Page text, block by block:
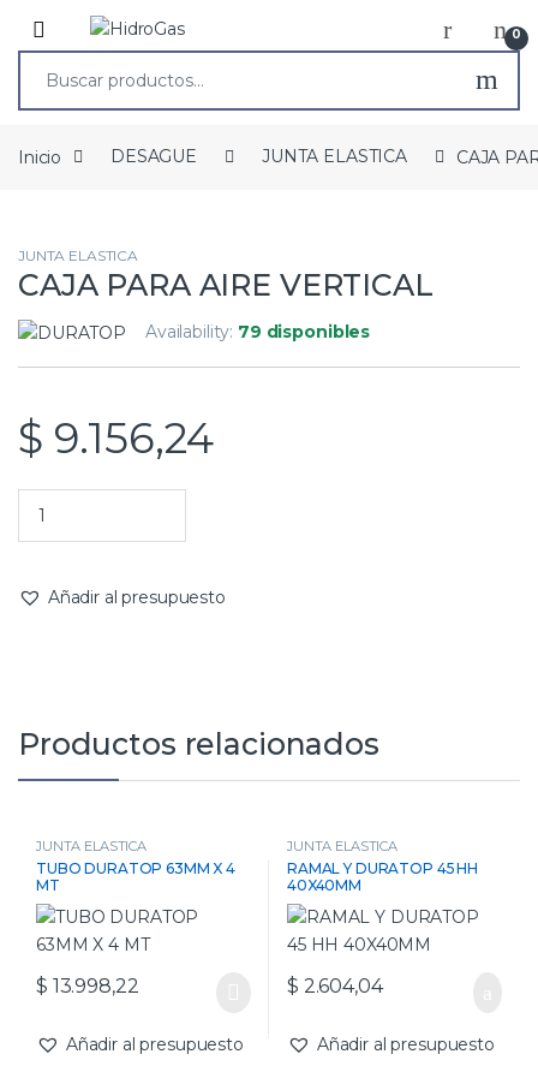
0
Inicio DESAGUE JUNTA ELASTICA CAJA
JUNTA ELASTICA
CAJA PARA AIRE VERTICAL
Availability: 79 disponibles
$ 9.156,24
Añadir al presupuesto
Productos relacionados
JUNTA ELASTICA
TUBO DURATOP 63MM X 4
MT
$ 13.998,22
Añadir al presupuesto
JUNTA ELASTICA
RAMAL Y DURATOP 45 HH
40X40MM
$ 2.604,04
Añadir al presupuesto